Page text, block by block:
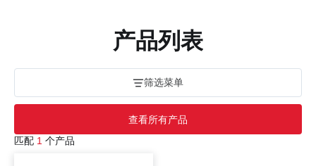
产品列表
筛选菜单
查看所有产品
匹配 1 个产品